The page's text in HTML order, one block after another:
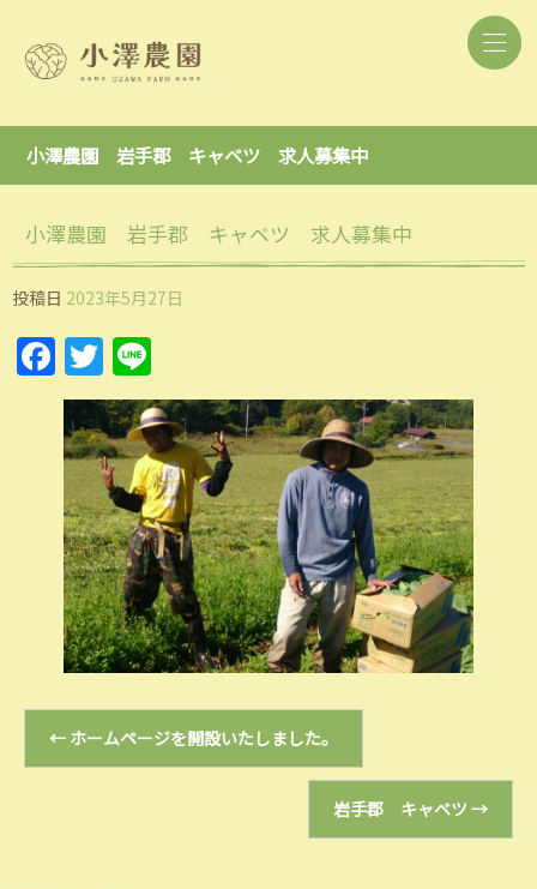
小澤農園 岩手郡 キャベツ 求人募集中
小澤農園 岩手郡 キャベツ 求人募集中
投稿日 2023年5月27日
Facebook
Twitter
← ホームページを開設いたしました。
岩手郡 キャベツ →